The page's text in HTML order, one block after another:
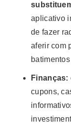
aplicativo
de fazer
aferir com
Finanças:
cupons,